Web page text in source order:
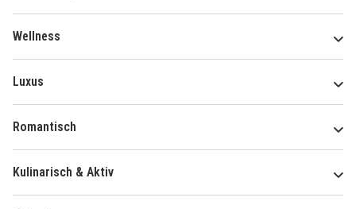
Wellness
Luxus
Romantisch
Kulinarisch & Aktiv